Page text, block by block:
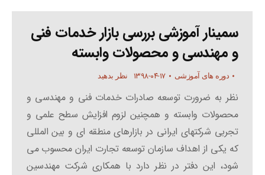
سمینار آموزشی بررسی بازار خدمات فنی
و مهندسی و محصولات وابسته
دوره های آموزشی ۱۳۹۸-۰۴-۱۷ نظر بدهید
نظر به ضرورت توسعه صادرات خدمات فنی و مهندسی و
محصولات وابسته و همچنین لزوم افزایش سطح علمی و
تجربی شرکتهای ایرانی در بازارهای منطقه ای و بین المللی
که یکی از اهداف سازمان توسعه تجارت ایران محسوب می
شود، این دفتر در نظر دارد با همکاری شرکت مهندسین